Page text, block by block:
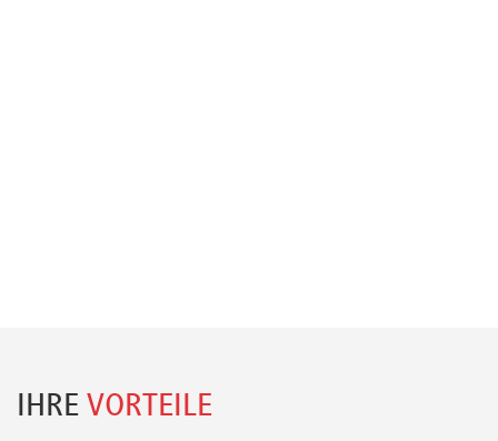
IHRE VORTEILE